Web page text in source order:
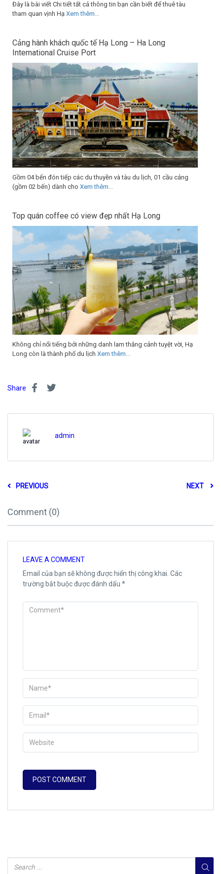
Đây là bài viết Chi tiết tất cả thông tin bạn cần biết để thuê tàu
tham quan vịnh Hạ Xem thêm...
Cảng hành khách quốc tế Hạ Long – Ha Long
International Cruise Port
Gồm 04 bến đón tiếp các du thuyền và tàu du lịch, 01 cầu cảng
(gồm 02 bến) dành cho Xem thêm...
Top quán coffee có view đẹp nhất Hạ Long
Không chỉ nổi tiếng bởi những danh lam thắng cảnh tuyệt vời, Hạ
Long còn là thành phố du lịch Xem thêm...
Share
admin
PREVIOUS NEXT
Comment (0)
LEAVE A COMMENT
Email của bạn sẽ không được hiển thị công khai. Các
trường bắt buộc được đánh dấu *